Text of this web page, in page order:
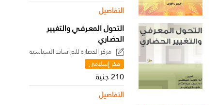
التفاصيل
التحول المعـرفـي والتغيير
الحضـاري
مركز الحضارة للدراسات السياسية
فكر إسلامي
210 جنية
التفاصيل